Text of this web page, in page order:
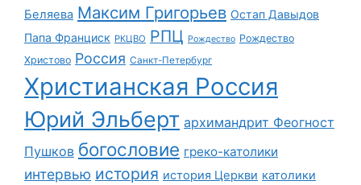
Беляева Максим Григорьев Остап Давыдов
Папа Франциск РКЦВО РПЦ Рождество Рождество
Христово Россия Санкт-Петербург
Христианская Россия
Юрий Эльберт архимандрит Феогност
Пушков богословие греко-католики
интервью история история Церкви католики